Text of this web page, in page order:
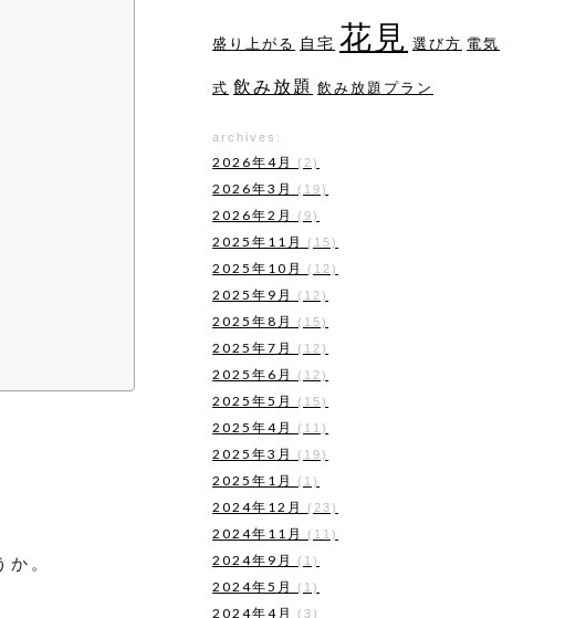
。
盛り上がる 自宅 花見 選び方 電気
式 飲み放題 飲み放題プラン
archives:
2026年4月 (2)
2026年3月 (19)
2026年2月 (9)
2025年11月 (15)
2025年10月 (12)
2025年9月 (12)
2025年8月 (15)
2025年7月 (12)
2025年6月 (12)
2025年5月 (15)
2025年4月 (11)
2025年3月 (19)
2025年1月 (1)
2024年12月 (23)
2024年11月 (11)
2024年9月 (1)
2024年5月 (1)
2024年4月 (3)